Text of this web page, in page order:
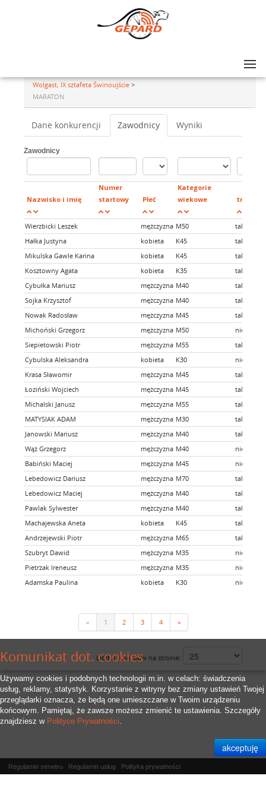
Komunikat dot. cookies
Używamy cookies i podobnych technologii m.in. w celach: świadczenia
usług, reklamy, statystyk. Korzystanie z witryny bez zmiany ustawień Twojej
przeglądarki oznacza, że będą one umieszczane w Twoim urządzeniu
końcowym. Pamiętaj, że zawsze możesz zmienić te ustawienia. Szczegóły
znajdziesz w Polityce Prywatności.
Wolgast, IX sztafeta Świnoujście >
MARATON
Dane konkurencji Zawodnicy Wyniki
Zawodnicy
Nazwisko i imię
Numer
startowy
Płeć
Kategorie
wiekowe
Wierzbicki Leszek mężczyzna M50
tak
Hałka Justyna
kobieta K45
tak
Mikulska Gawle Karina
kobieta K45
tak
Kosztowny Agata
kobieta K35
tak
Cybułka Mariusz
mężczyzna M40
tak
Sojka Krzysztof
mężczyzna M40
tak
Nowak Radosław
mężczyzna M45
tak
Michoński Grzegorz
mężczyzna M50
nie
Siepietowski Piotr
mężczyzna M55
tak
Cybulska Aleksandra
kobieta K30
nie
Krasa Sławomir
mężczyzna M45
tak
Łoziński Wojciech
mężczyzna M45
tak
Michalski Janusz
mężczyzna M55
tak
MATYSIAK ADAM
mężczyzna M30
tak
Janowski Mariusz
mężczyzna M40
tak
Wąż Grzegorz
mężczyzna M40
nie
Babiński Maciej
mężczyzna M45
nie
Lebedowicz Dariusz
mężczyzna M70
tak
Lebedowicz Maciej
mężczyzna M40
tak
Pawlak Sylwester
mężczyzna M40
tak
Machajewska Aneta
kobieta K45
tak
Andrzejewski Piotr
mężczyzna M65
tak
Szubryt Dawid
mężczyzna M35
nie
Pietrzak Ireneusz
mężczyzna M35
nie
Adamska Paulina
kobieta K30 nie
« 1 2 3 4 »
Liczba rekordów na stronie:
Regulamin serwisu Regulamin usług
Polityka prywatności